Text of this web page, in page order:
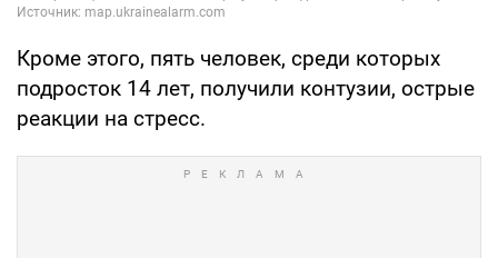
Кроме этого, пять человек, среди которых
подросток 14 лет, получили контузии, острые
реакции на стресс.